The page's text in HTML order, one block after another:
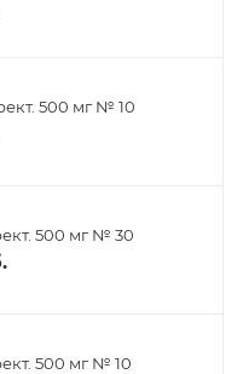
500 мг № 10
500 мг № 30
500 мг № 10